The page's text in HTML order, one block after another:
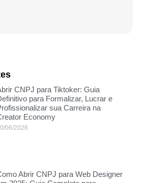
CNPJ para Tiktoker: Guia
para Formalizar, Lucrar e
sua Carreira na
Economy
06/2026
Abrir CNPJ para Web Designer